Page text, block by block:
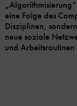
eine Folge des
Disziplinen,
neue soziale
und Arbeitsroutinen